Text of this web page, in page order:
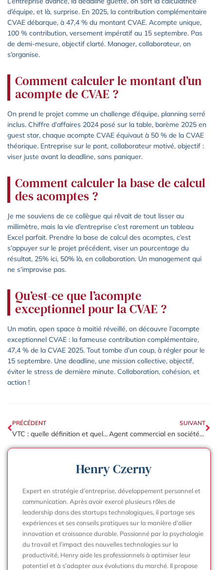
d’équipe, et là, surprise. En 2025, la contribution complémentaire
CVAE débarque, à 47,4 % du montant CVAE. Acompte unique,
100 % contribution, versement impératif au 15 septembre. Pas
de demi-mesure, objectif clarté. Manager, collaborateur, on
s’organise.
Comment calculer le montant d’un
acompte de CVAE ?
On prend le projet comme un challenge d’équipe, planning serré
inclus. Chiffre d’affaires 2024 posé sur la table, barème 2025 en
guest star, chaque acompte CVAE équivaut à 50 % de la CVAE
théorique. Entreprise sur le pont, collaborateur motivé, objectif :
viser juste avant la deadline, sans paniquer.
Comment calculer la base de calcul
des acomptes ?
Je me souviens de ce collègue qui rêvait de tout lisser au
millimètre, mais la vie d’entreprise c’est rarement un tableau
Excel parfait. Prendre la base de calcul des acomptes, c’est
s’appuyer sur le projet précédent, viser un pourcentage du
résultat, 25% ici, 50% là, en collaboration. Un management qui
ne s’improvise pas.
Qu’est-ce que l’acompte
exceptionnel pour la CVAE ?
Un matin, open space à moitié réveillé, on découvre l’acompte
exceptionnel CVAE : la fameuse contribution complémentaire,
47,4 % de la CVAE 2025. Tout tombe d’un coup, à régler pour le
15 septembre. Une deadline, une mission collective, objectif,
éviter le stress de dernière minute. Collaboration, cohésion, et
action !
PRÉCÉDENT
VTC : quelle définition et quelles différences avec le taxi ?
SUIVANT
Agent commercial en société : les avantages pour l’entrepreneur indépendant
Henry Czerny
Expert en stratégie d’entreprise, développement personnel et
communication. Après avoir exercé plusieurs rôles de
leadership dans des startups technologiques, il partage ses
expériences et ses conseils pratiques sur la manière d’allier
innovation et croissance durable. Passionné par la psychologie
du travail et l’impact des nouvelles technologies sur la
productivité, Henry aide les professionnels à optimiser leur
potentiel et à s’adapter aux évolutions du marché. Il propose